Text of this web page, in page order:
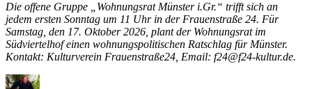
Die offene Gruppe „Wohnungsrat Münster i.Gr.“ trifft sich an
jedem ersten Sonntag um 11 Uhr in der Frauenstraße 24. Für
Samstag, den 17. Oktober 2026, plant der Wohnungsrat im
Südviertelhof einen wohnungspolitischen Ratschlag für Münster.
Kontakt: Kulturverein Frauenstraße24, Email: f24@f24-kultur.de.